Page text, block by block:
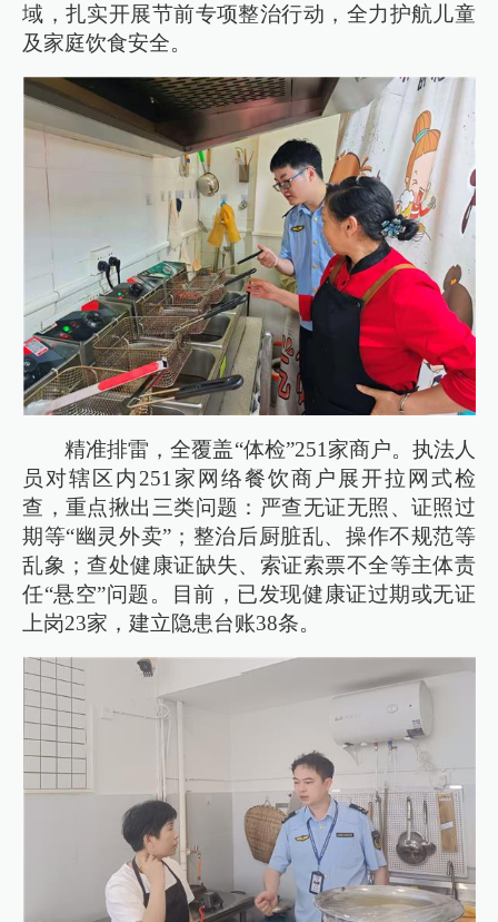
域，扎实开展节前专项整治行动，全力护航儿童
及家庭饮食安全。
精准排雷，全覆盖“体检”251家商户。执法人
员对辖区内251家网络餐饮商户展开拉网式检
查，重点揪出三类问题：严查无证无照、证照过
期等“幽灵外卖”；整治后厨脏乱、操作不规范等
乱象；查处健康证缺失、索证索票不全等主体责
任“悬空”问题。目前，已发现健康证过期或无证
上岗23家，建立隐患台账38条。